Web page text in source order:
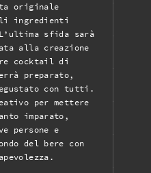
originale
ingredienti
sfida sarà
alla creazione
cocktail di
preparato,
con tutti.
per mettere
imparato,
persone e
del bere con